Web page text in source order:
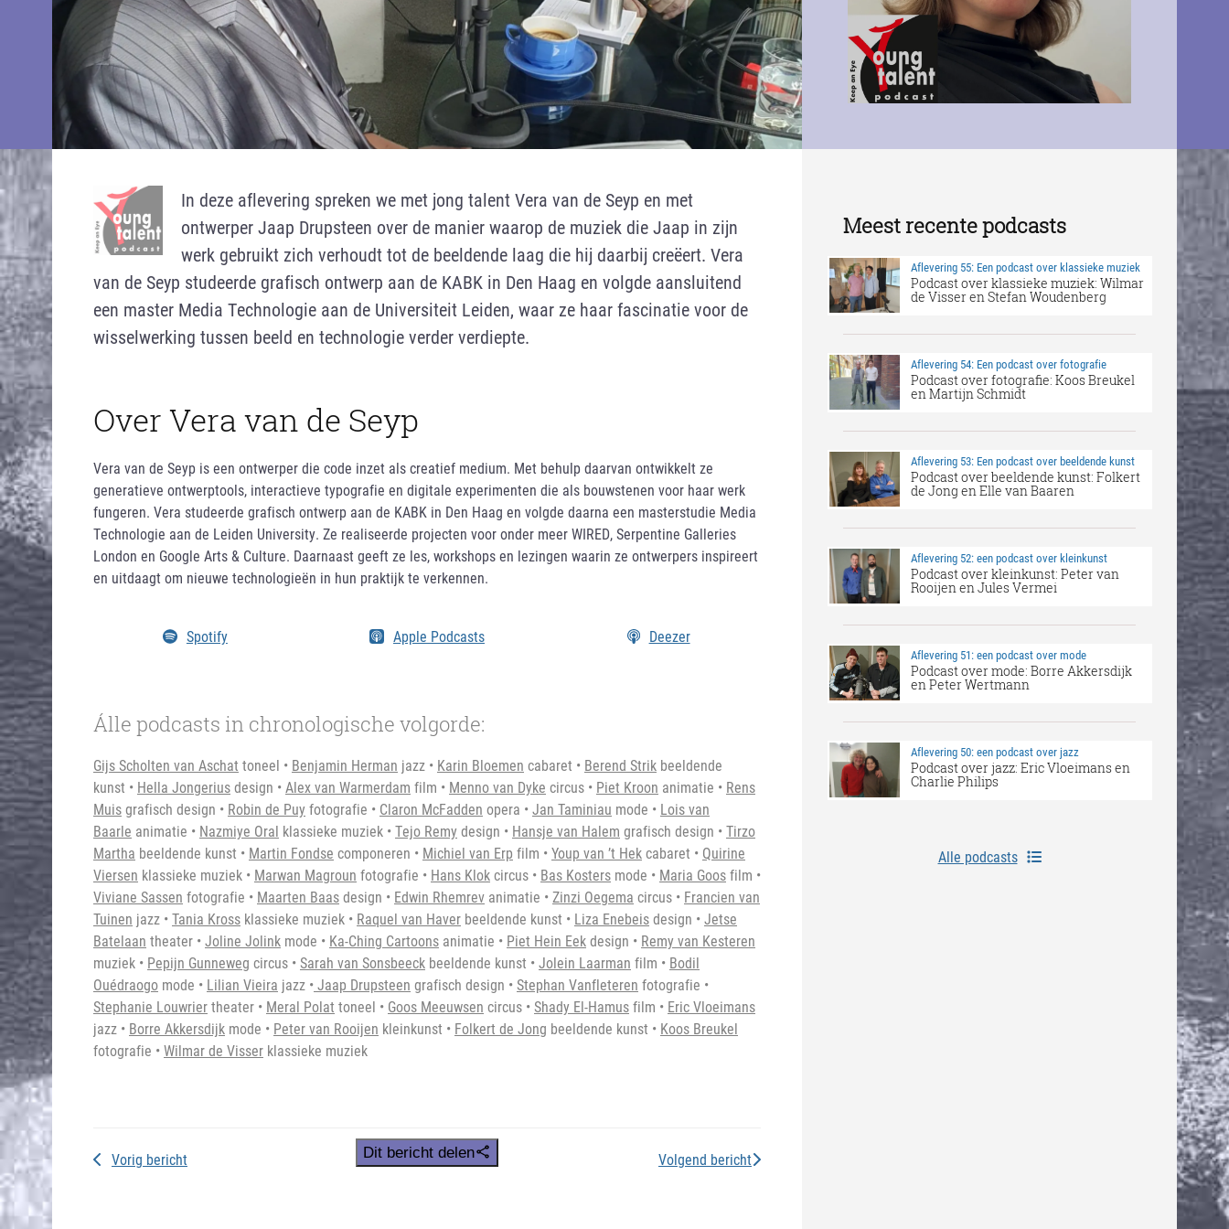
In deze aflevering spreken we met jong talent Vera van de Seyp en met
ontwerper Jaap Drupsteen over de manier waarop de muziek die Jaap in zijn
werk gebruikt zich verhoudt tot de beeldende laag die hij daarbij creëert. Vera
van de Seyp studeerde grafisch ontwerp aan de KABK in Den Haag en volgde aansluitend
een master Media Technologie aan de Universiteit Leiden, waar ze haar fascinatie voor de
wisselwerking tussen beeld en technologie verder verdiepte.
Over Vera van de Seyp
Vera van de Seyp is een ontwerper die code inzet als creatief medium. Met behulp daarvan ontwikkelt ze
generatieve ontwerptools, interactieve typografie en digitale experimenten die als bouwstenen voor haar werk
fungeren. Vera studeerde grafisch ontwerp aan de KABK in Den Haag en volgde daarna een masterstudie Media
Technologie aan de Leiden University. Ze realiseerde projecten voor onder meer WIRED, Serpentine Galleries
London en Google Arts & Culture. Daarnaast geeft ze les, workshops en lezingen waarin ze ontwerpers inspireert
en uitdaagt om nieuwe technologieën in hun praktijk te verkennen.
Spotify Apple Podcasts Deezer
Álle podcasts in chronologische volgorde:
Gijs Scholten van Aschat toneel • Benjamin Herman jazz • Karin Bloemen cabaret • Berend Strik beeldende
kunst • Hella Jongeriusdesign •Alex van Warmerdam film • Menno van Dyke circus • Piet Kroon animatie • Rens
Muisgrafisch design • Robin de Puyfotografie • Claron McFadden opera •Jan Taminiau mode • Lois van
Baarle animatie • Nazmiye Oral klassieke muziek •Tejo Remydesign • Hansje van Halem grafisch design •Tirzo
Martha beeldende kunst • Martin Fondse componeren • Michiel van Erp film •Youp van ’t Hekcabaret • Quirine
Viersen klassieke muziek • Marwan Magroun fotografie • Hans Klokcircus • Bas Kosters mode • Maria Goosfilm •
Viviane Sassen fotografie • Maarten Baasdesign • Edwin Rhemrev animatie •Zinzi Oegema circus • Francien van
Tuinen jazz •Tania Kross klassieke muziek • Raquel van Haver beeldende kunst • Liza Enebeisdesign •Jetse
Batelaan theater •Joline Jolink mode • Ka-Ching Cartoons animatie • Piet Hein Eekdesign • Remy van Kesteren
muziek • Pepijn Gunneweg circus • Sarah van Sonsbeeck beeldende kunst •Jolein Laarman film • Bodil
Ouédraogo mode • Lilian Vieira jazz •Jaap Drupsteen grafisch design • Stephan Vanfleteren fotografie •
Stephanie Louwriertheater • Meral Polat toneel • Goos Meeuwsen circus • Shady El-Hamusfilm • Eric Vloeimans
jazz • Borre Akkersdijk mode • Peter van Rooijen kleinkunst • Folkert de Jong beeldende kunst • Koos Breukel
fotografie •Wilmar de Visser klassieke muziek
Vorig bericht Volgend bericht
Dit bericht delen
Meest recente podcasts
Aflevering 55: Een podcast over klassieke muziek
Podcast over klassieke muziek: Wilmar
de Visser en Stefan Woudenberg
Aflevering 54: Een podcast over fotografie
Podcast over fotografie: Koos Breukel
en Martijn Schmidt
Aflevering 53: Een podcast over beeldende kunst
Podcast over beeldende kunst: Folkert
de Jong en Elle van Baaren
Aflevering 52: een podcast over kleinkunst
Podcast over kleinkunst: Peter van
Rooijen en Jules Vermei
Aflevering 51: een podcast over mode
Podcast over mode: Borre Akkersdijk
en Peter Wertmann
Aflevering 50: een podcast over jazz
Podcast over jazz: Eric Vloeimans en
Charlie Philips
Alle podcasts